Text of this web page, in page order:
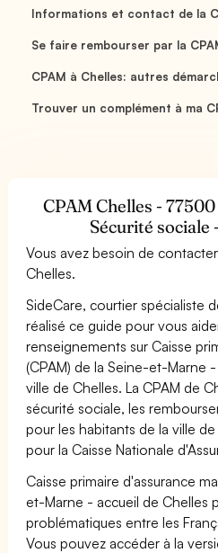
Informations et contact de la
Se faire rembourser par la
CPAM à Chelles: autres
Trouver un complément à ma
CPAM Chelles -
Sécurité sociale
Vous avez besoin de
Chelles.
SideCare, courtier spécialiste
réalisé ce guide pour vous
renseignements sur Caisse
(CPAM) de la Seine-et-Marne
ville de Chelles. La CPAM de
sécurité sociale, les
pour les habitants de la ville
pour la Caisse Nationale
Caisse primaire d'assurance
et-Marne - accueil de Chelles
problématiques entre les
Vous pouvez accéder à la